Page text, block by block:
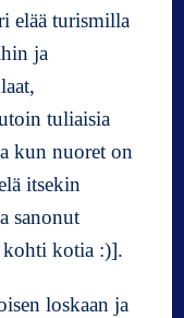
elää turismilla
ja
tuliaisia
kun nuoret on
itsekin
sanonut
kohti kotia :)].
loskaan ja